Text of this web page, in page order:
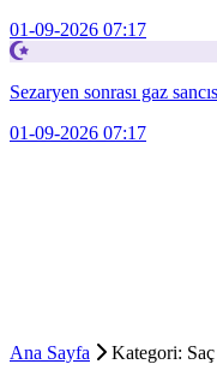
01-09-2026 07:17
Sezaryen sonrası gaz
01-09-2026 07:17
Ana Sayfa Kategori: